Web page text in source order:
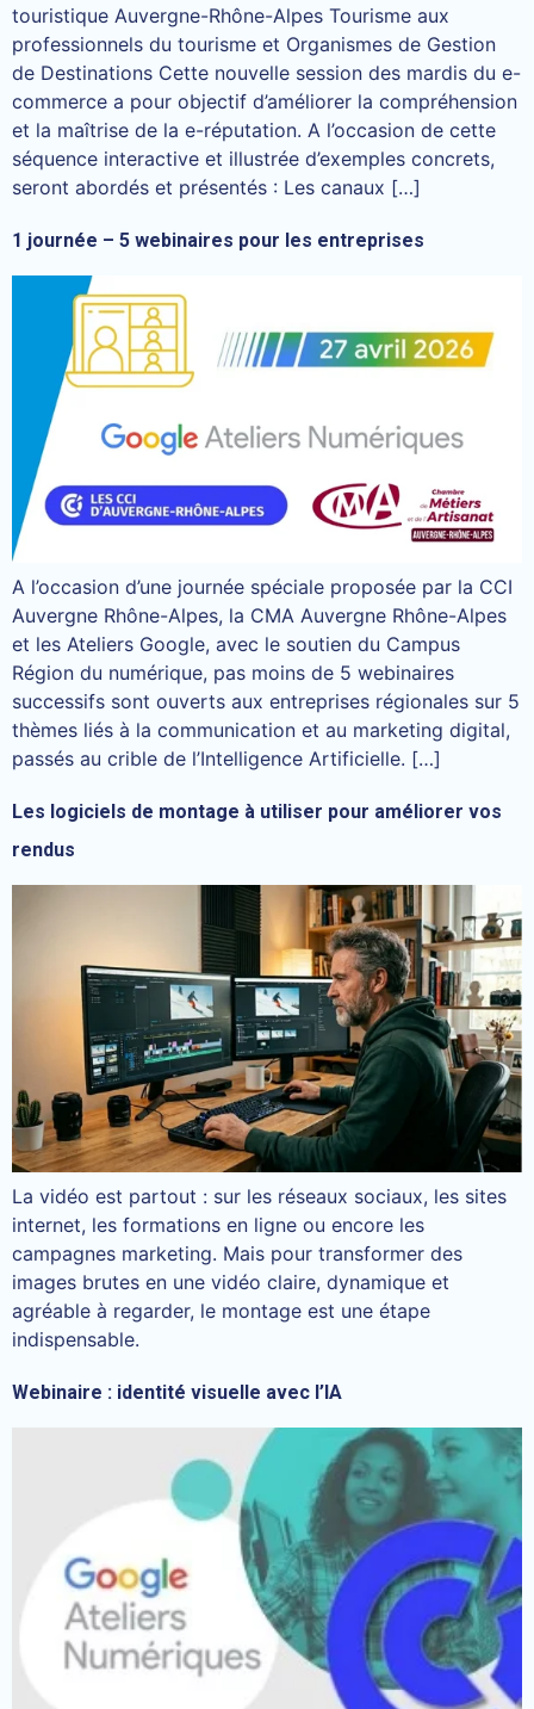
touristique Auvergne-Rhône-Alpes Tourisme aux
professionnels du tourisme et Organismes de Gestion
de Destinations Cette nouvelle session des mardis du e-
commerce a pour objectif d’améliorer la compréhension
et la maîtrise de la e-réputation. A l’occasion de cette
séquence interactive et illustrée d’exemples concrets,
seront abordés et présentés : Les canaux […]
1 journée – 5 webinaires pour les entreprises
A l’occasion d’une journée spéciale proposée par la CCI
Auvergne Rhône-Alpes, la CMA Auvergne Rhône-Alpes
et les Ateliers Google, avec le soutien du Campus
Région du numérique, pas moins de 5 webinaires
successifs sont ouverts aux entreprises régionales sur 5
thèmes liés à la communication et au marketing digital,
passés au crible de l’Intelligence Artificielle. […]
Les logiciels de montage à utiliser pour améliorer vos
rendus
La vidéo est partout : sur les réseaux sociaux, les sites
internet, les formations en ligne ou encore les
campagnes marketing. Mais pour transformer des
images brutes en une vidéo claire, dynamique et
agréable à regarder, le montage est une étape
indispensable.
Webinaire : identité visuelle avec l’IA